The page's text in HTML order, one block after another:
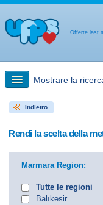
Offerte last
Mostrare la
Ricerca rapida
Indietro
Rendi la scelta della
Marmara Region:
Tutte le regioni
Balıkesir